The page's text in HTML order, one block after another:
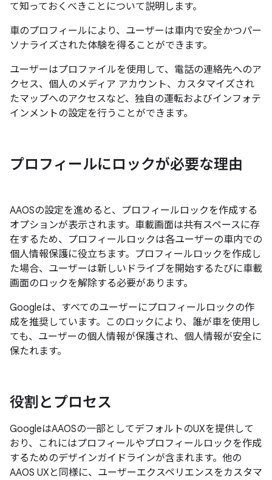
て知っておくべきことについて説明します。
車のプロフィールにより、ユーザーは車内で安全かつパー
ソナライズされた体験を得ることができます。
ユーザーはプロファイルを使用して、電話の連絡先へのア
クセス、個人のメディア アカウント、カスタマイズされ
たマップへのアクセスなど、独自の運転およびインフォテ
インメントの設定を行うことができます。
プロフィールにロックが必要な理由
AAOSの設定を進めると、プロフィールロックを作成する
オプションが表示されます。車載画面は共有スペースに存
在するため、プロフィールロックは各ユーザーの車内での
個人情報保護に役立ちます。プロフィールロックを作成し
た場合、ユーザーは新しいドライブを開始するたびに車載
画面のロックを解除する必要があります。
Googleは、すべてのユーザーにプロフィールロックの作
成を推奨しています。このロックにより、誰が車を使用し
ても、ユーザーの個人情報が保護され、個人情報が安全に
保たれます。
役割とプロセス
GoogleはAAOSの一部としてデフォルトのUXを提供して
おり、これにはプロフィールやプロフィールロックを作成
するためのデザインガイドラインが含まれます。他の
AAOS UXと同様に、ユーザーエクスペリエンスをカスタマ